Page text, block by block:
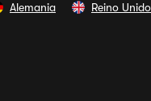
Alemania Reino Unido